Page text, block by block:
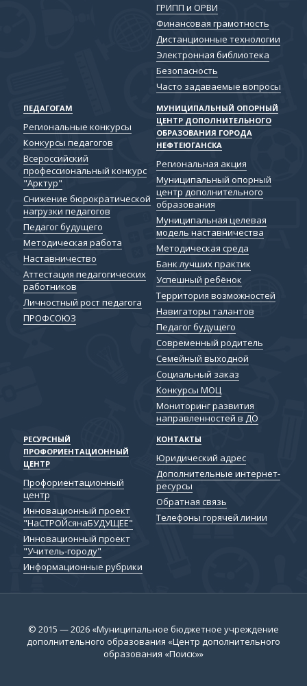
ГРИПП и ОРВИ
Финансовая грамотность
Дистанционные технологии
Электронная библиотека
Безопасность
Часто задаваемые вопросы
ПЕДАГОГАМ
Региональные конкурсы
Конкурсы педагогов
Всероссийский
профессиональный конкурс
"Арктур"
Снижение бюрократической
нагрузки педагогов
Педагог будущего
Методическая работа
Наставничество
Аттестация педагогических
работников
Личностный рост педагога
ПРОФСОЮЗ
МУНИЦИПАЛЬНЫЙ ОПОРНЫЙ
ЦЕНТР ДОПОЛНИТЕЛЬНОГО
ОБРАЗОВАНИЯ ГОРОДА
НЕФТЕЮГАНСКА
Региональная акция
Муниципальный опорный
центр дополнительного
образования
Муниципальная целевая
модель наставничества
Методическая среда
Банк лучших практик
Успешный ребёнок
Территория возможностей
Навигаторы талантов
Педагог будущего
Современный родитель
Семейный выходной
Социальный заказ
Конкурсы МОЦ
Мониторинг развития
направленностей в ДО
РЕСУРСНЫЙ
ПРОФОРИЕНТАЦИОННЫЙ
ЦЕНТР
Профориентационный
центр
Инновационный проект
"НаСТРОЙсянаБУДУЩЕЕ"
Инновационный проект
"Учитель-городу"
Информационные рубрики
КОНТАКТЫ
Юридический адрес
Дополнительные интернет-
ресурсы
Обратная связь
Телефоны горячей линии
© 2015 — 2026 «Муниципальное бюджетное учреждение
дополнительного образования «Центр дополнительного
образования «Поиск»»